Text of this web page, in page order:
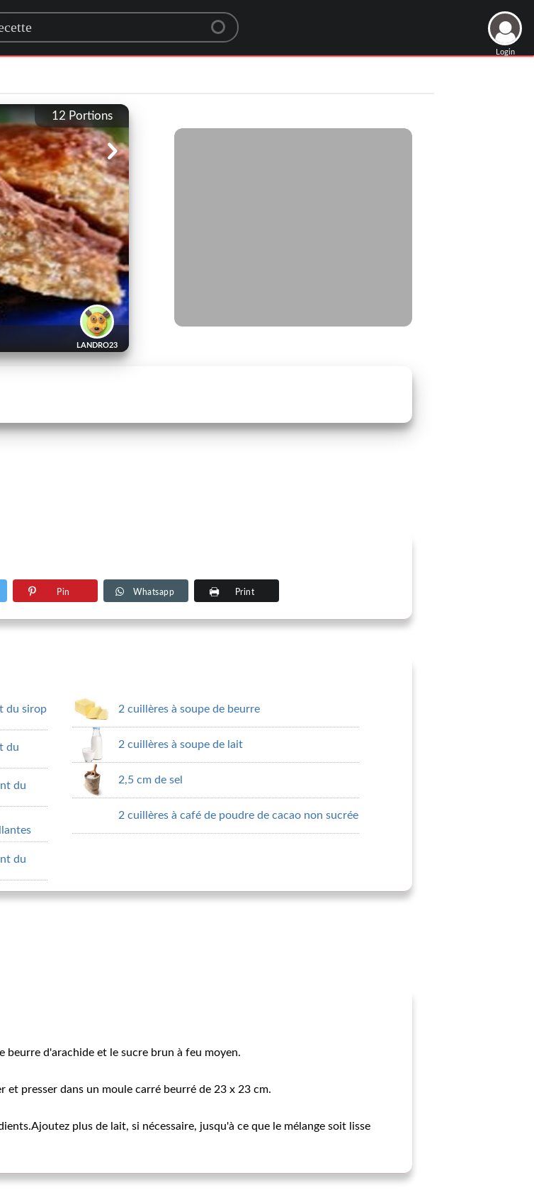
Login
12 Portions
LANDRO23
Pin Whatsapp Print
du sirop
du
du
du
2 cuillères à soupe de beurre
2 cuillères à soupe de lait
2,5 cm de sel
2 cuillères à café de poudre de cacao non sucrée
beurre d'arachide et le sucre brun à feu moyen.
et presser dans un moule carré beurré de 23 x 23 cm.
plus de lait, si nécessaire, jusqu'à ce que le mélange soit lisse